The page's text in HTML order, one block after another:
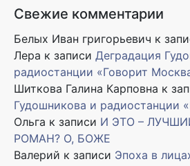
Свежие комментарии
Белых Иван григорьевич к
Лера к записи Деградация
радиостанции «Говорит
Шиткова Галина Карповна к
Гудошникова и радиостанции
Ольга к записи И ЭТО –
РОМАН? О, БОЖЕ
Валерий к записи Эпоха в